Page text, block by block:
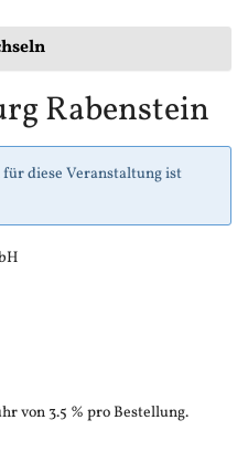
Rabenstein
diese Veranstaltung ist
von 3.5 % pro Bestellung.